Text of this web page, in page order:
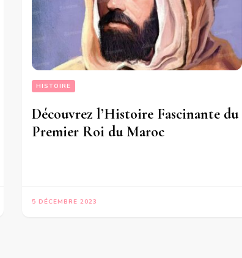
HISTOIRE
Découvrez l’Histoire Fascinante du
Premier Roi du Maroc
5 DÉCEMBRE 2023